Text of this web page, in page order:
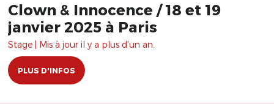
Clown & Innocence / 18 et 19
janvier 2025 à Paris
Stage | Mis à jour il y a plus d'un an.
PLUS D'INFOS